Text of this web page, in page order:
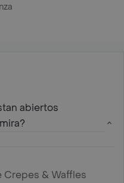
abiertos
Crepes & Waffles